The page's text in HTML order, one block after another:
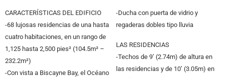
CARACTERÍSTICAS DEL EDIFICIO
-68 lujosas residencias de una hasta
cuatro habitaciones, en un rango de
1,125 hasta 2,500 pies² (104.5m² –
232.2m²)
-Con vista a Biscayne Bay, el Océano
-Ducha con puerta de vidrio y
regaderas dobles tipo lluvia
LAS RESIDENCIAS
-Techos de 9’ (2.74m) de altura en
las residencias y de 10’ (3.05m) en